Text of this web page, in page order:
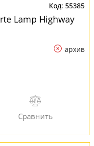
55385
Lamp Highway
архив